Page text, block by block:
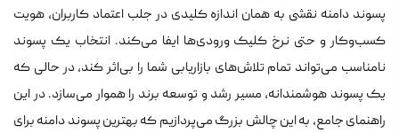
پسوند دامنه نقشی به همان اندازه کلیدی در جلب اعتماد کاربران، هویت
کسب‌وکار و حتی نرخ کلیک ورودی‌ها ایفا می‌کند. انتخاب یک پسوند
نامناسب می‌تواند تمام تلاش‌های بازاریابی شما را بی‌اثر کند، در حالی که
یک پسوند هوشمندانه، مسیر رشد و توسعه برند را هموار می‌سازد. در این
راهنمای جامع، به این چالش بزرگ می‌پردازیم که بهترین پسوند دامنه برای